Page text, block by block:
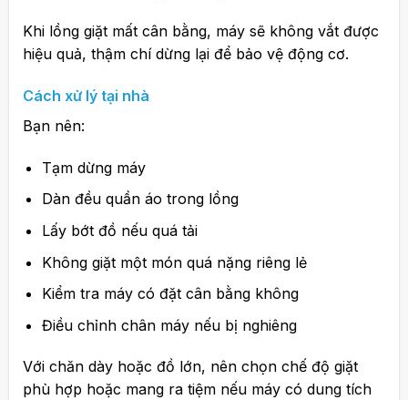
Khi lồng giặt mất cân bằng, máy sẽ không vắt được
hiệu quả, thậm chí dừng lại để bảo vệ động cơ.
Cách xử lý tại nhà
Bạn nên:
Tạm dừng máy
Dàn đều quần áo trong lồng
Lấy bớt đồ nếu quá tải
Không giặt một món quá nặng riêng lẻ
Kiểm tra máy có đặt cân bằng không
Điều chỉnh chân máy nếu bị nghiêng
Với chăn dày hoặc đồ lớn, nên chọn chế độ giặt
phù hợp hoặc mang ra tiệm nếu máy có dung tích